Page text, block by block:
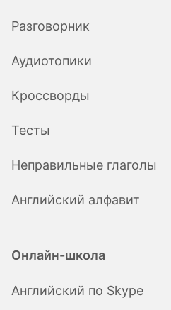
Разговорник
Аудиотопики
Кроссворды
Тесты
Неправильные глаголы
Английский алфавит
Онлайн-школа
Английский по Skype